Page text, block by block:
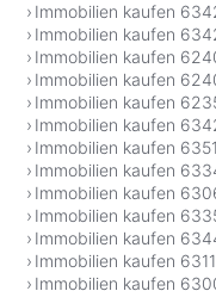
Immobilien kaufen
Immobilien kaufen
Immobilien kaufen
Immobilien kaufen
Immobilien kaufen
Immobilien kaufen
Immobilien kaufen
Immobilien kaufen
Immobilien kaufen
Immobilien kaufen
Immobilien kaufen
Immobilien kaufen
Immobilien kaufen